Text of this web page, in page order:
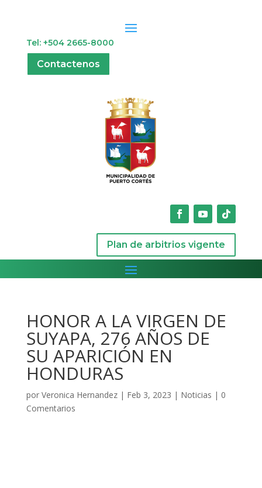
Tel: +504 2665-8000
Contactenos
Plan de arbitrios vigente
HONOR A LA VIRGEN DE
SUYAPA, 276 AÑOS DE
SU APARICIÓN EN
HONDURAS
por Veronica Hernandez| Feb 3, 2023 | Noticias | 0
Comentarios